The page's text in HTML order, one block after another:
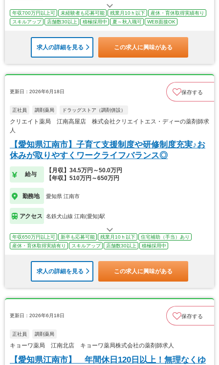
年収700万円以上可 未経験者も応募可能 残業月10ｈ以下
産休・育休取得実績有り
スキルアップ
店舗数30以上 積極採用中 夏～秋入職可 WEB面接OK
求人の詳細を見る この求人に興味がある
更新日：2026年6月18日 保存する
正社員 調剤薬局 ドラッグストア（調剤併設）
クリエイト薬局 江南高屋店 株式会社クリエイトエス・ディーの薬剤師求
人
【愛知県江南市】子育て支援制度や研修制度充実♪お
休みが取りやすくワークライフバランス◎
給与
【月収】34.5万円～50.0万円
【年収】510万円～650万円
勤務地 愛知県 江南市
アクセス 名鉄犬山線 江南(愛知)駅
年収650万円以上可 新卒も応募可能 残業月10ｈ以下
住宅補助（手当）あり
産休・育休取得実績有り
スキルアップ 店舗数30以上 積極採用中
求人の詳細を見る この求人に興味がある
更新日：2026年6月18日 保存する
正社員 調剤薬局
キョーワ薬局 江南北店 キョーワ薬局株式会社の薬剤師求人
【愛知県江南市】 年間休日120日以上！無理なくゆ